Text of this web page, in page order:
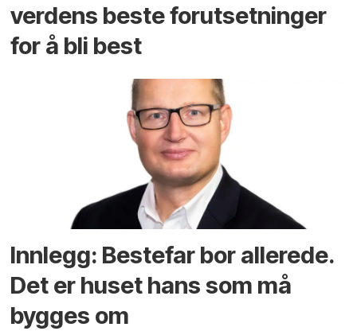
verdens beste forutsetninger
for å bli best
Innlegg: Bestefar bor allerede.
Det er huset hans som må
bygges om